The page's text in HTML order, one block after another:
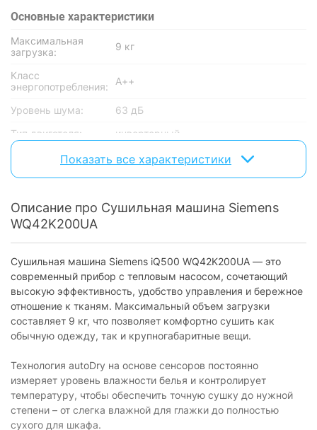
Основные характеристики
Максимальная
загрузка:
9 кг
Класс
энергопотребления:
А++
Уровень шума:
63 дБ
Тип двигателя:
инверторный
Оснащение
Шланг для отвода
конденсата:
не входит в комплект поставки
Подсветка
сушильного
барабана:
без подсветки
Тип слива:
встроенный контейнер + подключение
к канализации
Индикация
заполнения
конденсата:
есть
Управление
Тип управления: сенсорное
Показать все характеристики
Описание про Сушильная машина Siemens
WQ42K200UA
Сушильная машина Siemens iQ500 WQ42K200UA — это
современный прибор с тепловым насосом, сочетающий
высокую эффективность, удобство управления и бережное
отношение к тканям. Максимальный объем загрузки
составляет 9 кг, что позволяет комфортно сушить как
обычную одежду, так и крупногабаритные вещи.
Технология autoDry на основе сенсоров постоянно
измеряет уровень влажности белья и контролирует
температуру, чтобы обеспечить точную сушку до нужной
степени – от слегка влажной для глажки до полностью
сухого для шкафа.